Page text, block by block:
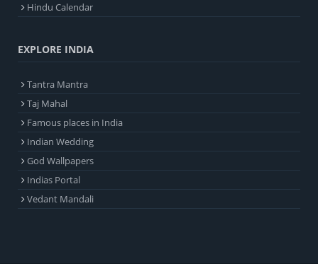
Hindu Calendar
EXPLORE INDIA
Tantra Mantra
Taj Mahal
Famous places in India
Indian Wedding
God Wallpapers
Indias Portal
Vedant Mandali